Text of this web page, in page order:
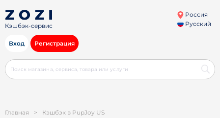
Кэшбэк-сервис
Россия
Русский
Вход Регистрация
Главная > Кэшбэк в PupJoy US